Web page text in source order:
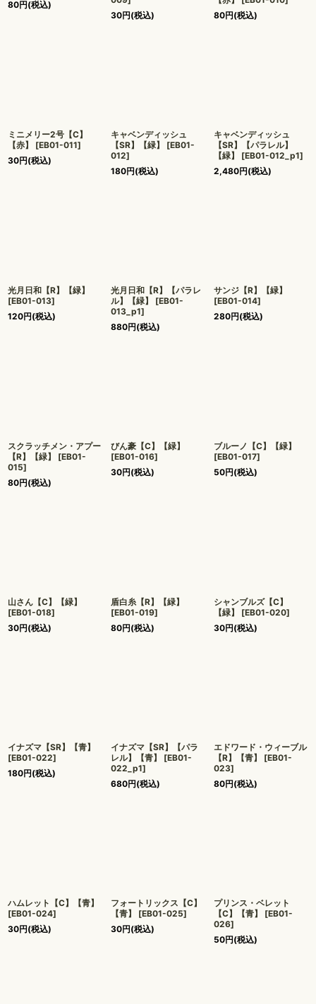
80円(税込)
30円(税込)
80円(税込)
ミニメリー2号【C】
【赤】
[EB01-011]
30円(税込)
キャベンディッシュ
【SR】【緑】
[EB01-
012]
180円(税込)
キャベンディッシュ
【SR】【パラレル】
【緑】
[EB01-012_p1]
2,480円(税込)
光月日和【R】【緑】
[EB01-013]
120円(税込)
光月日和【R】【パラレ
ル】【緑】
[EB01-
013_p1]
880円(税込)
サンジ【R】【緑】
[EB01-014]
280円(税込)
スクラッチメン・アプー
【R】【緑】
[EB01-
015]
80円(税込)
びん豪【C】【緑】
[EB01-016]
30円(税込)
ブルーノ【C】【緑】
[EB01-017]
50円(税込)
山さん【C】【緑】
[EB01-018]
30円(税込)
盾白糸【R】【緑】
[EB01-019]
80円(税込)
シャンブルズ【C】
【緑】
[EB01-020]
30円(税込)
イナズマ【SR】【青】
[EB01-022]
180円(税込)
イナズマ【SR】【パラ
レル】【青】
[EB01-
022_p1]
680円(税込)
エドワード・ウィーブル
【R】【青】
[EB01-
023]
80円(税込)
ハムレット【C】【青】
[EB01-024]
30円(税込)
フォートリックス【C】
【青】
[EB01-025]
30円(税込)
プリンス・ベレット
【C】【青】
[EB01-
026]
50円(税込)